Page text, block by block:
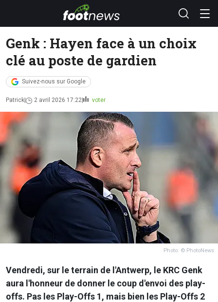
Genk : Hayen face à un choix
clé au poste de gardien
Suivez-nous sur Google
Patrick 2 avril 2026 17:22 voter
Photo: © PhotoNews
Vendredi, sur le terrain de l'Antwerp, le KRC Genk
aura l'honneur de donner le coup d'envoi des play-
offs. Pas les Play-Offs 1, mais bien les Play-Offs 2